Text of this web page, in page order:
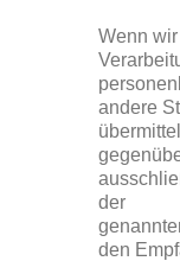
Wenn
andere
der
den